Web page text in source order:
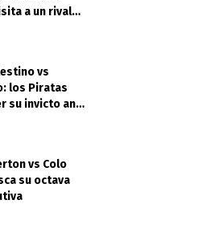
a un rival
vs
los Piratas
su invicto ante
vs Colo
su octava